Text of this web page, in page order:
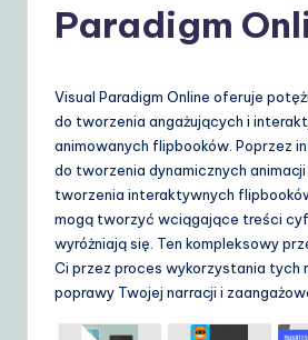
D
ai
ly
G
Paradigm
Visual Paradigm Online oferuje
do tworzenia angażujących i
animowanych flipbooków. Poprzez
do tworzenia dynamicznych
tworzenia interaktywnych
mogą tworzyć wciągające treści
wyróżniają się. Ten kompleksowy
Ci przez proces wykorzystania tych
poprawy Twojej narracji i